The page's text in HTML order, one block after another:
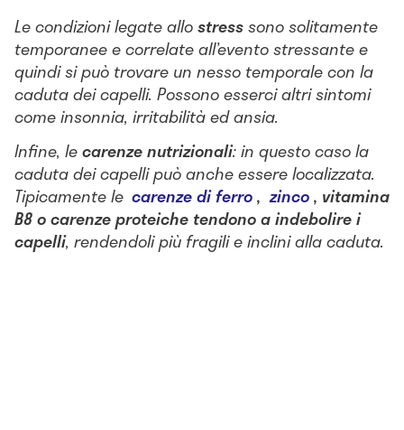
Le condizioni legate allostresssono solitamente
temporanee e correlate all’evento stressante e
quindi si può trovare un nesso temporale con la
caduta dei capelli. Possono esserci altri sintomi
come insonnia, irritabilità ed ansia.
Infine, lecarenze nutrizionali: in questo caso la
caduta dei capelli può anche essere localizzata.
Tipicamente le carenze di ferro, zinco, vitamina
B8 o carenze proteiche tendono a indebolire i
capelli, rendendoli più fragili e inclini alla caduta.